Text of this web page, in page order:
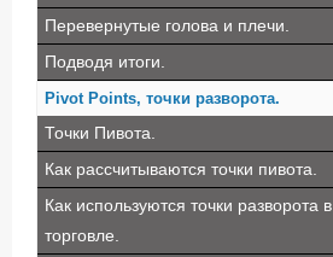
Перевернутые голова и плечи.
Подводя итоги.
Pivot Points, точки разворота.
Точки Пивота.
Как рассчитываются точки пивота.
Как используются точки разворота в
торговле.